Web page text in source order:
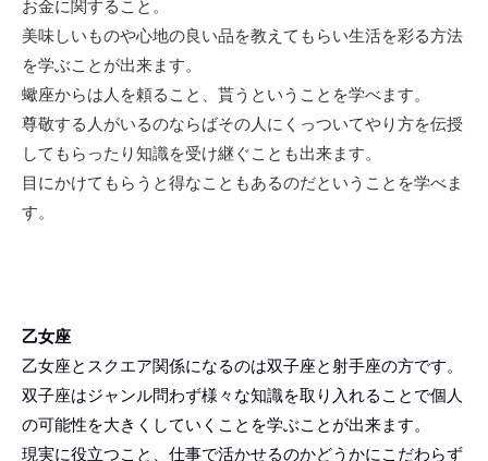
お金に関すること。
美味しいものや心地の良い品を教えてもらい生活を彩る方法
を学ぶことが出来ます。
蠍座からは人を頼ること、貰うということを学べます。
尊敬する人がいるのならばその人にくっついてやり方を伝授
してもらったり知識を受け継ぐことも出来ます。
目にかけてもらうと得なこともあるのだということを学べま
す。
乙女座
乙女座とスクエア関係になるのは双子座と射手座の方です。
双子座はジャンル問わず様々な知識を取り入れることで個人
の可能性を大きくしていくことを学ぶことが出来ます。
現実に役立つこと、仕事で活かせるのかどうかにこだわらず